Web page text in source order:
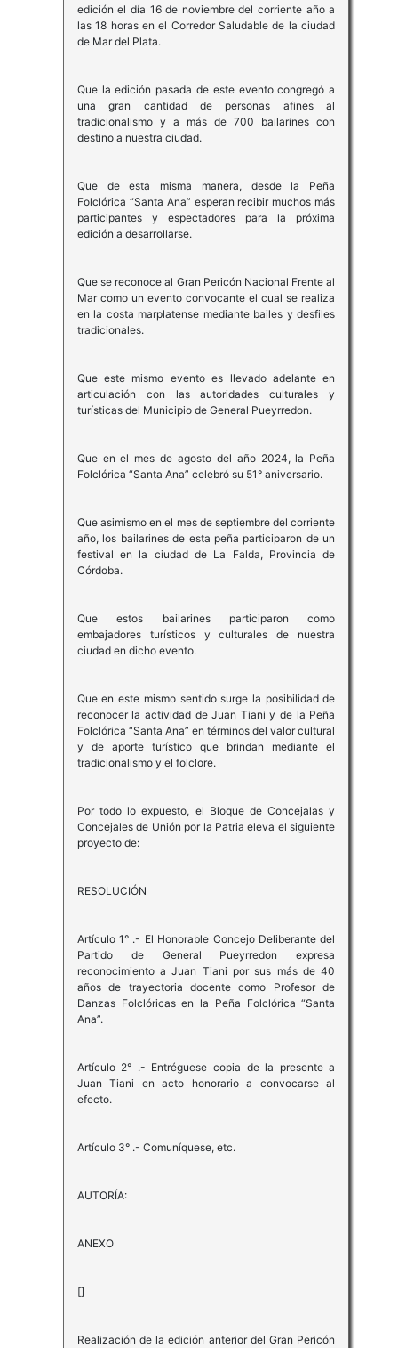
edición el día 16 de noviembre del corriente año a
las 18 horas en el Corredor Saludable de la ciudad
de Mar del Plata.
Que la edición pasada de este evento congregó a
una gran cantidad de personas afines al
tradicionalismo y a más de 700 bailarines con
destino a nuestra ciudad.
Que de esta misma manera, desde la Peña
Folclórica “Santa Ana” esperan recibir muchos más
participantes y espectadores para la próxima
edición a desarrollarse.
Que se reconoce al Gran Pericón Nacional Frente al
Mar como un evento convocante el cual se realiza
en la costa marplatense mediante bailes y desfiles
tradicionales.
Que este mismo evento es llevado adelante en
articulación con las autoridades culturales y
turísticas del Municipio de General Pueyrredon.
Que en el mes de agosto del año 2024, la Peña
Folclórica “Santa Ana” celebró su 51° aniversario.
Que asimismo en el mes de septiembre del corriente
año, los bailarines de esta peña participaron de un
festival en la ciudad de La Falda, Provincia de
Córdoba.
Que estos bailarines participaron como
embajadores turísticos y culturales de nuestra
ciudad en dicho evento.
Que en este mismo sentido surge la posibilidad de
reconocer la actividad de Juan Tiani y de la Peña
Folclórica “Santa Ana” en términos del valor cultural
y de aporte turístico que brindan mediante el
tradicionalismo y el folclore.
Por todo lo expuesto, el Bloque de Concejalas y
Concejales de Unión por la Patria eleva el siguiente
proyecto de:
RESOLUCIÓN
Artículo 1° .- El Honorable Concejo Deliberante del
Partido de General Pueyrredon expresa
reconocimiento a Juan Tiani por sus más de 40
años de trayectoria docente como Profesor de
Danzas Folclóricas en la Peña Folclórica “Santa
Ana”.
Artículo 2° .- Entréguese copia de la presente a
Juan Tiani en acto honorario a convocarse al
efecto.
Artículo 3° .- Comuníquese, etc.
AUTORÍA:
ANEXO
[]
Realización de la edición anterior del Gran Pericón